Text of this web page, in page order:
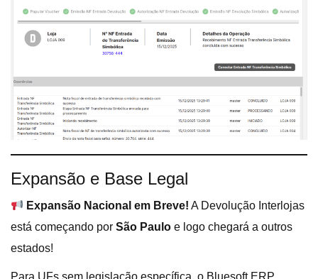
Expansão e Base Legal
Expansão Nacional em Breve! A Devolução Interlojas
está começando por São Paulo e logo chegará a outros
estados!